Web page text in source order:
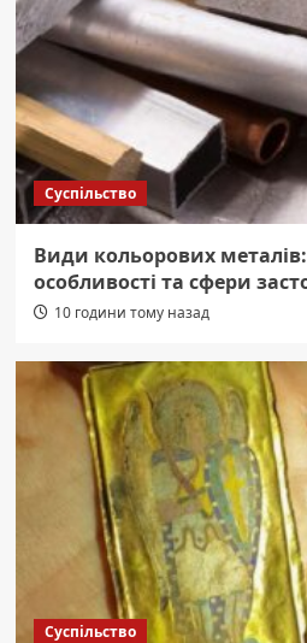
Суспільство
Види кольорових
особливості та сфери
10 години тому назад
Суспільство